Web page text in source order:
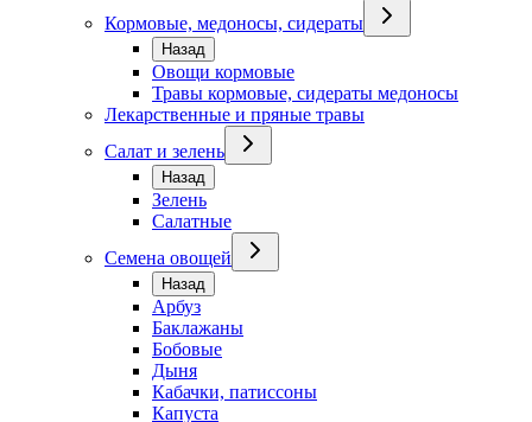
Кормовые, медоносы, сидераты
Назад
Овощи кормовые
Травы кормовые, сидераты медоносы
Лекарственные и пряные травы
Салат и зелень
Назад
Зелень
Салатные
Семена овощей
Назад
Арбуз
Баклажаны
Бобовые
Дыня
Кабачки, патиссоны
Капуста